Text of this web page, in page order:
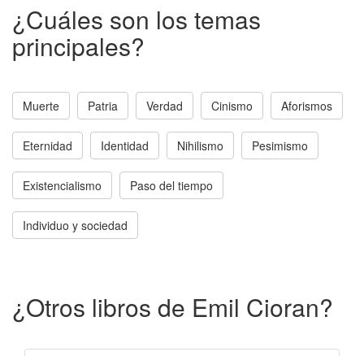
¿Cuáles son los temas
principales?
Muerte Patria Verdad Cinismo Aforismos
Eternidad Identidad Nihilismo Pesimismo
Existencialismo Paso del tiempo
Individuo y sociedad
¿Otros libros de Emil Cioran?